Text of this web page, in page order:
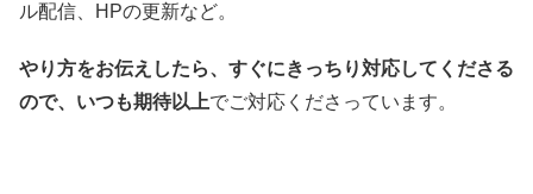
ル配信、HPの更新など。
やり方をお伝えしたら、すぐにきっちり対応してくださる
ので、いつも期待以上でご対応くださっています。